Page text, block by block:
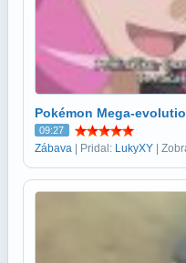
Pokémon Mega-
09:27
Zábava | Pridal: LukyXY |